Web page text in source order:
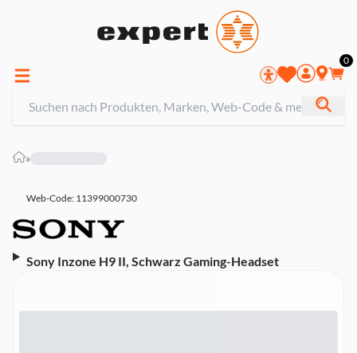
0
»
Web-Code: 11399000730
Sony Inzone H9 II, Schwarz Gaming-Headset